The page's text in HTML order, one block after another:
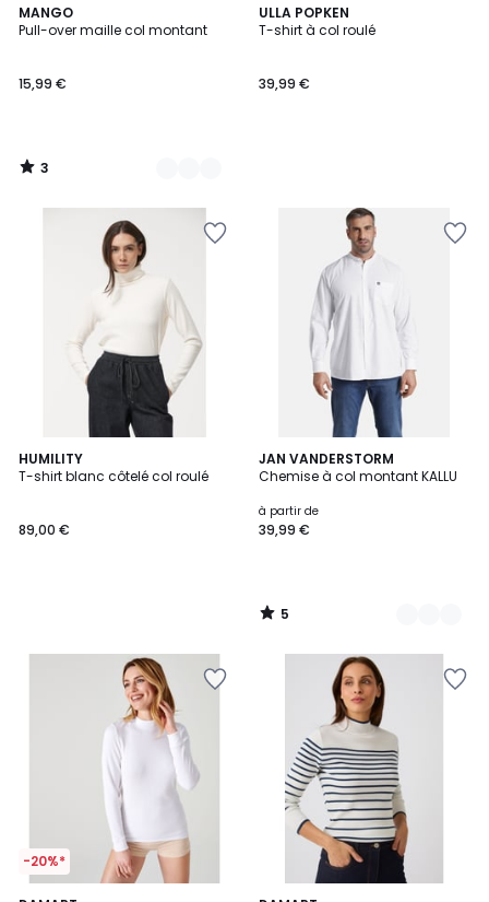
MANGO
Pull-over maille col montant
15,99 €
3
/
3
Couleurs
3
/
ULLA POPKEN
T-shirt à col roulé
39,99 €
HUMILITY
T-shirt blanc côtelé col roulé
89,00 €
JAN VANDERSTORM
Chemise à col montant KALLU
à partir de
39,99 €
5
/
7
Couleurs
5
/
-20%*